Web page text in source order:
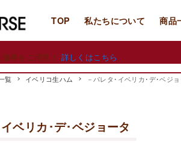
TOP 私たちについて 商品
格をご用意！ 詳しくはこちら
覧 イベリコ生ハム －パレタ･イベリカ･デ･ベジョ
ベリカ･デ･ベジョータ